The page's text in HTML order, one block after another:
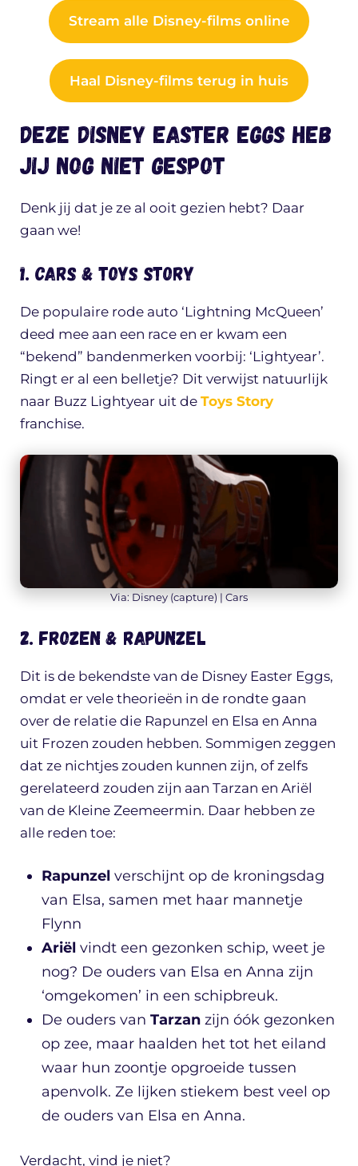
Stream alle Disney-films online
Haal Disney-films terug in huis
Deze Disney Easter Eggs heb
jij nog niet gespot
Denk jij dat je ze al ooit gezien hebt? Daar
gaan we!
1. Cars & Toys Story
De populaire rode auto ‘Lightning McQueen’
deed mee aan een race en er kwam een
“bekend” bandenmerken voorbij: ‘Lightyear’.
Ringt er al een belletje? Dit verwijst natuurlijk
naar Buzz Lightyear uit de Toys Story
franchise.
Via: Disney (capture) | Cars
2. Frozen & Rapunzel
Dit is de bekendste van de Disney Easter Eggs,
omdat er vele theorieën in de rondte gaan
over de relatie die Rapunzel en Elsa en Anna
uit Frozen zouden hebben. Sommigen zeggen
dat ze nichtjes zouden kunnen zijn, of zelfs
gerelateerd zouden zijn aan Tarzan en Ariël
van de Kleine Zeemeermin. Daar hebben ze
alle reden toe:
Rapunzel verschijnt op de kroningsdag
van Elsa, samen met haar mannetje
Flynn
Ariël vindt een gezonken schip, weet je
nog? De ouders van Elsa en Anna zijn
‘omgekomen’ in een schipbreuk.
De ouders van Tarzan zijn óók gezonken
op zee, maar haalden het tot het eiland
waar hun zoontje opgroeide tussen
apenvolk. Ze lijken stiekem best veel op
de ouders van Elsa en Anna.
Verdacht, vind je niet?